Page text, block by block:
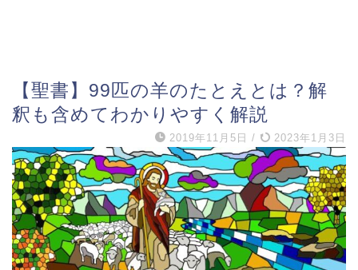
【聖書】99匹の羊のたとえとは？解
釈も含めてわかりやすく解説
2019年11月5日 / 2023年1月3日